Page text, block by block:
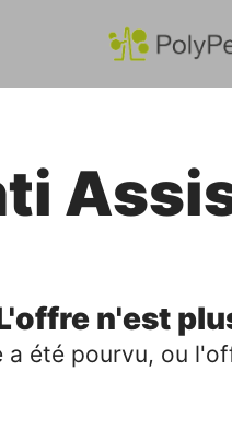
n'est
a été pourvu, ou